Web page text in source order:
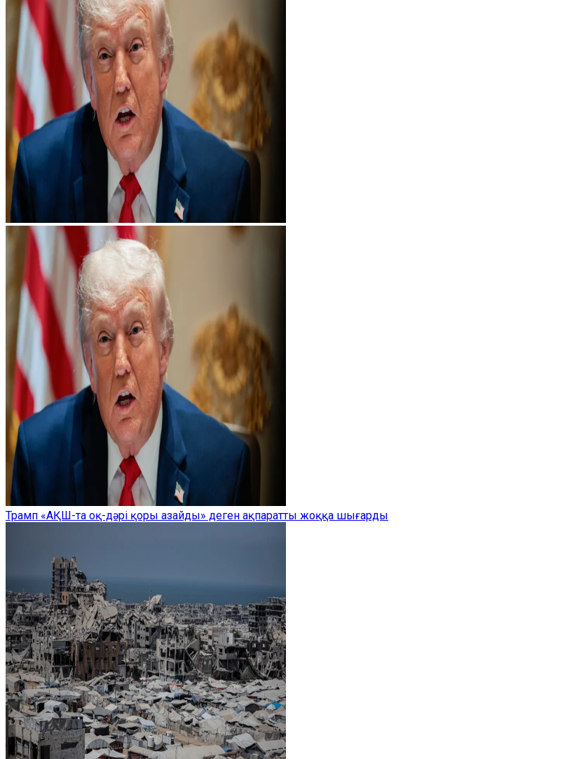
Трамп «АҚШ-та оқ-дәрі қоры азайды» деген ақпаратты жоққа шығарды